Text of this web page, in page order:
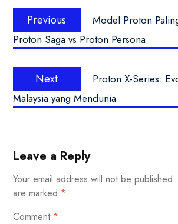
Previous
Model Proton
Proton Saga vs Proton Persona
Next
Proton X-Series:
Malaysia yang Mendunia
Leave a Reply
Your email address will not be published.
are marked *
Comment *